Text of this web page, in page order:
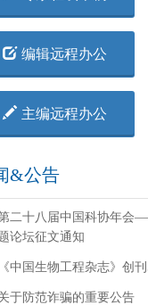
编辑远程办公
主编远程办公
&公告
二十八届中国科协年会
论坛征文通知
中国生物工程杂志》创
于防范诈骗的重要公告